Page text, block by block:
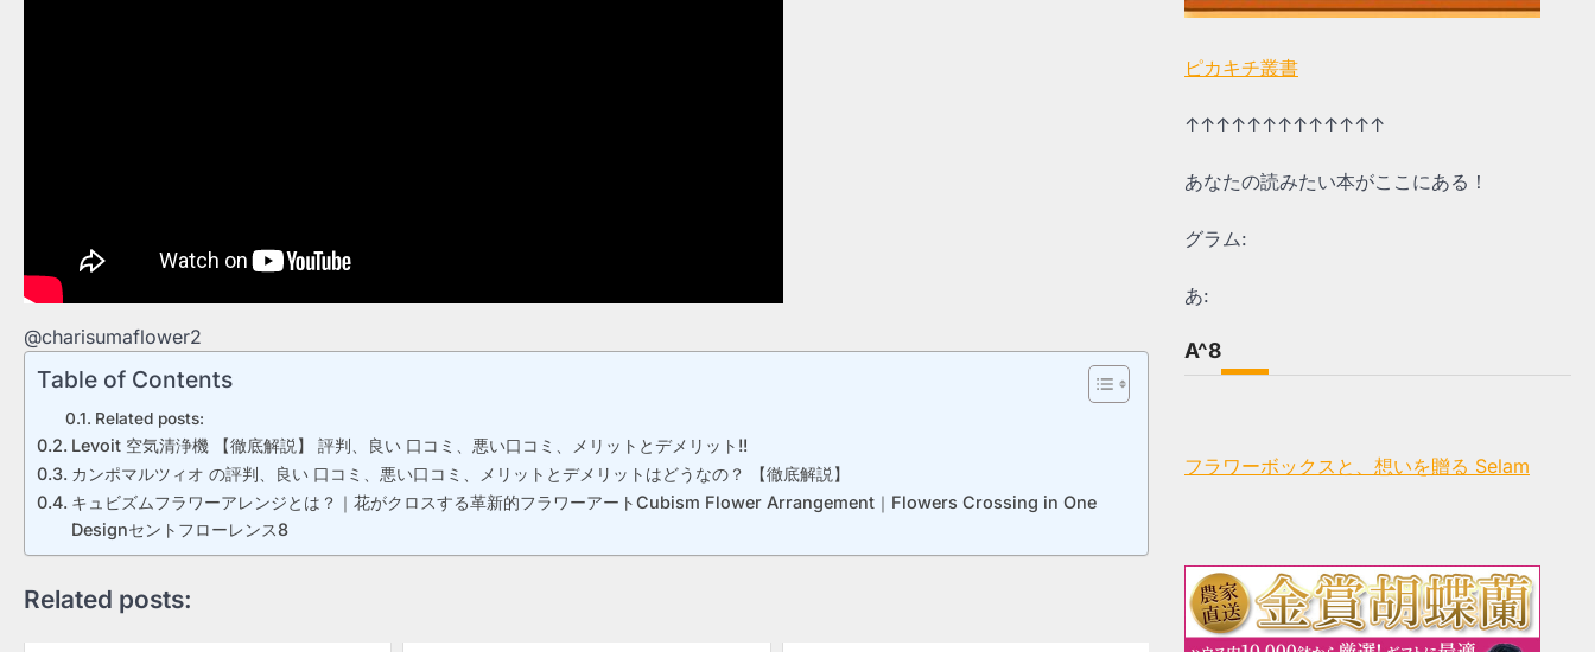
@charisumaflower2
Table of Contents
Related posts:
Levoit 空気清浄機 【徹底解説】 評判、良い 口コミ、悪い口コミ、メリットとデメリット!!
カンポマルツィオ の評判、良い 口コミ、悪い口コミ、メリットとデメリットはどうなの？ 【徹底解説】
キュビズムフラワーアレンジとは？｜花がクロスする革新的フラワーアートCubism Flower Arrangement｜Flowers Crossing in One
Designセントフローレンス8
Related posts:
ピカキチ叢書
↑↑↑↑↑↑↑↑↑↑↑↑↑
あなたの読みたい本がここにある！
グラム:
あ:
A^8
フラワーボックスと、想いを贈る Selam